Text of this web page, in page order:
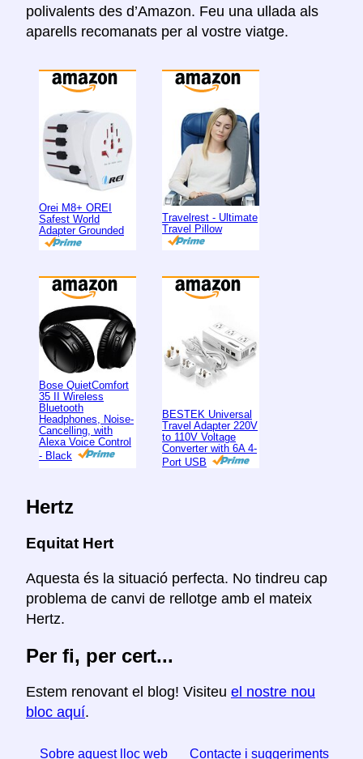
polivalents des d’Amazon. Feu una ullada als
aparells recomanats per al vostre viatge.
Orei M8+ OREI
Safest World
Adapter Grounded
Travelrest - Ultimate
Travel Pillow
Bose QuietComfort
35 II Wireless
Bluetooth
Headphones, Noise-
Cancelling, with
Alexa Voice Control
- Black
BESTEK Universal
Travel Adapter 220V
to 110V Voltage
Converter with 6A 4-
Port USB
Hertz
Equitat Hert
Aquesta és la situació perfecta. No tindreu cap
problema de canvi de rellotge amb el mateix
Hertz.
Per fi, per cert...
Estem renovant el blog! Visiteu el nostre nou
bloc aquí.
Sobre aquest lloc web Contacte i suggeriments